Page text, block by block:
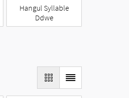
Hangul Syllable
Ddwe